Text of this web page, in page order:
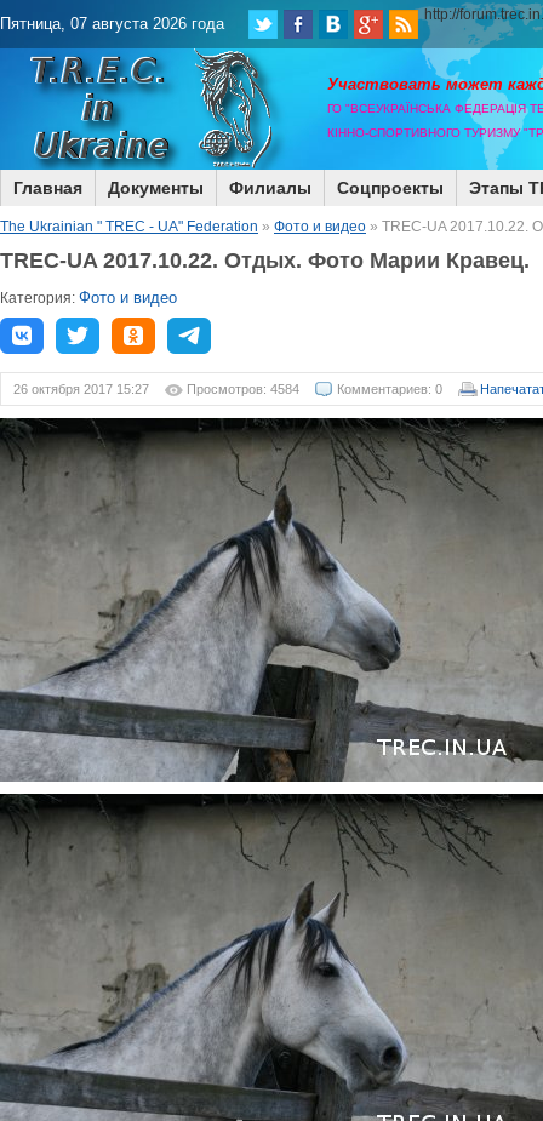
Пятница, 07 августа 2026 года http://
Участвовать может
ГО "ВСЕУКРАЇНСЬКА ФЕДЕРАЦІЯ
КІННО-СПОРТИВНОГО ТУРИЗМУ
Главная Документы Филиалы Соцпроекты Этапы
The Ukrainian " TREC - UA" Federation » Фото и видео » TREC-UA 2017.10.22.
TREC-UA 2017.10.22. Отдых. Фото Марии Кравец.
Категория: Фото и видео
26 октября 2017 15:27 Просмотров: 4584 Комментариев: 0